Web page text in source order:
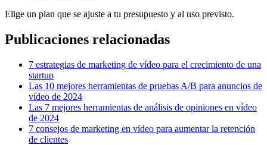
Elige un plan que se ajuste a tu presupuesto y al uso previsto.
Publicaciones relacionadas
7 estrategias de marketing de vídeo para el crecimiento de una
startup
Las 10 mejores herramientas de pruebas A/B para anuncios de
vídeo de 2024
Las 7 mejores herramientas de análisis de opiniones en vídeo
de 2024
7 consejos de marketing en vídeo para aumentar la retención
de clientes